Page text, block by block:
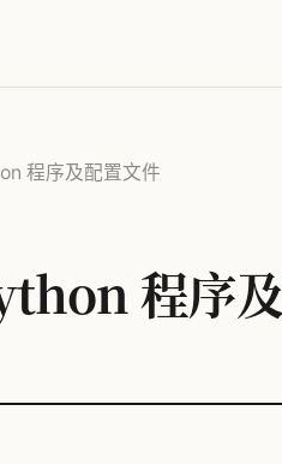
程序及配置文件
程序